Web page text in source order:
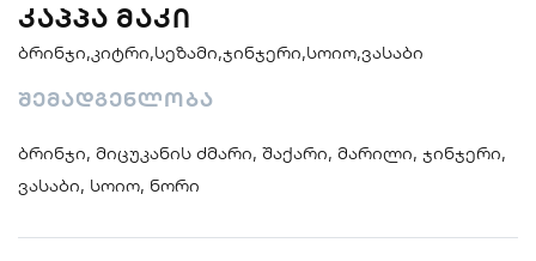
ᲙᲐᲞᲞᲐ ᲛᲐᲙᲘ
ბრინჯი,კიტრი,სეზამი,ჯინჯერი,სოიო,ვასაბი
შემადგენლობა
ბრინჯი, მიცუკანის ძმარი, შაქარი, მარილი, ჯინჯერი,
ვასაბი, სოიო, ნორი